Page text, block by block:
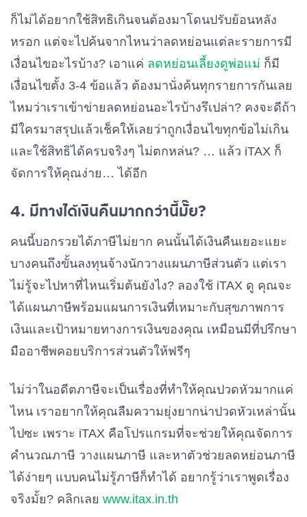
ก็ไม่ได้อยากใช้สิทธิเกินจนต้องมาโดนปรับย้อนหลัง
หรอก แต่จะไปค้นจากไหนว่าลดหย่อนแต่ละรายการมี
เงื่อนไขอะไรบ้าง? เอาแค่ ลดหย่อนเลี้ยงดูพ่อแม่ ก็มี
เงื่อนไขตั้ง 3-4 ข้อแล้ว ต้องมานั่งค้นทุกรายการกันเลย
ไหมว่าเราเข้าข่ายลดหย่อนอะไรบ้างรึเปล่า? คงจะดีถ้า
มีใครมาสรุปแล้วเช็คให้เลยว่าถูกเงื่อนไขทุกข้อไม่เกิน
และใช้สิทธิได้ครบจริงๆ ไม่ตกหล่น? … แล้ว iTAX ก็
จัดการให้คุณง่าย… ได้อีก
4. มีทางได้เงินคืนมากกว่านี้มั๊ย?
คนนี้บอกรวยได้ภาษีไม่ยาก คนนั้นได้เงินคืนเยอะแยะ
บางคนถึงขั้นลงทุนจ้างนักวางแผนภาษีส่วนตัว แต่เรา
ไม่รู้จะไปหาที่ไหนเริ่มต้นยังไง? ลองใช้ iTAX ดู คุณจะ
ได้แผนภาษีพร้อมแผนการเงินที่เหมาะกับสุขภาพการ
เงินและเป้าหมายทางการเงินของคุณ เหมือนมีที่ปรึกษา
มืออาชีพคอยบริการส่วนตัวให้ฟรีๆ
ไม่ว่าในอดีตภาษีจะเป็นเรื่องที่ทำให้คุณปวดหัวมากแค่
ไหน เราอยากให้คุณลืมความยุ่งยากน่าปวดหัวเหล่านั้น
ไปซะ เพราะ iTAX คือโปรแกรมที่จะช่วยให้คุณจัดการ
คำนวณภาษี วางแผนภาษี และหาตัวช่วยลดหย่อนภาษี
ได้ง่ายๆ แบบคนไม่รู้ภาษีก็ทำได้ อยากรู้ว่าเราพูดเรื่อง
จริงมั้ย? คลิกเลย www.itax.in.th